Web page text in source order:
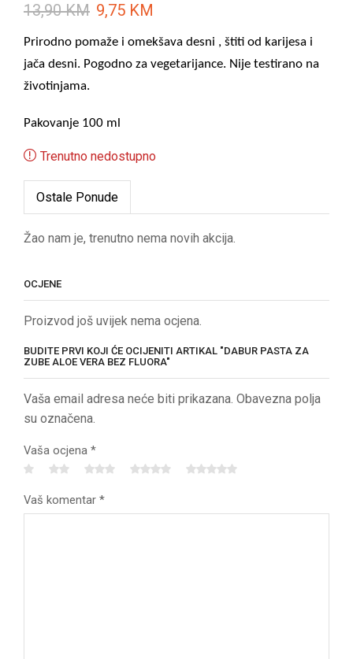
13,90KM 9,75 KM
Prirodno pomaže i omekšava desni , štiti od karijesa i
jača desni. Pogodno za vegetarijance. Nije testirano na
životinjama.
Pakovanje 100 ml
Trenutno nedostupno
Ostale Ponude
Žao nam je, trenutno nema novih akcija.
OCJENE
Proizvod još uvijek nema ocjena.
BUDITE PRVI KOJI ĆE OCIJENITI ARTIKAL "DABUR PASTA ZA
ZUBE ALOE VERA BEZ FLUORA"
Vaša email adresa neće biti prikazana. Obavezna polja
su označena.
Vaša ocjena *
Vaš komentar *